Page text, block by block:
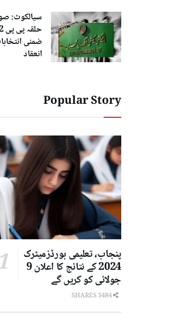
سیالکوٹ:
ضمنی
انعقاد
Popular Story
پنجاب، تعلیمی بورڈزمیٹرک
2024 کے نتائج کا اعلان 9
جولائی کو کریں گے